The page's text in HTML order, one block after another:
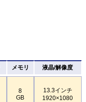
メモリ 液晶/解像度
8
GB
13.3インチ
1920×1080